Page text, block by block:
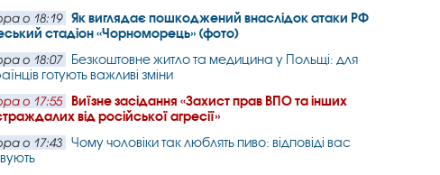
о 18:19
Як виглядає пошкоджений внаслідок атаки РФ
стадіон «Чорноморець» (фото)
о 18:07
Безкоштовне житло та медицина у Польщі: для
готують важливі зміни
о 17:55
Виїзне засідання «Захист прав ВПО та інших
від російської агресії»
о 17:43
Чому чоловіки так люблять пиво: відповіді вас